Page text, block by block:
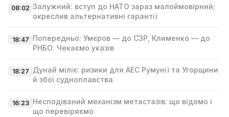
08:02 Залужний: вступ до НАТО зараз малоймовірний;
окреслив альтернативні гарантії
18:47 Попередньо: Умєров — до СЗР, Клименко — до
РНБО. Чекаємо указів
18:27 Дунай міліє: ризики для АЕС Румунії та Угорщини
й збої судноплавства
16:23 Несподіваний механізм метастазів: що відомо і
що перевіряємо